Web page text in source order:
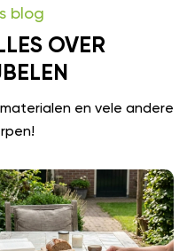
blog
OVER
en vele andere